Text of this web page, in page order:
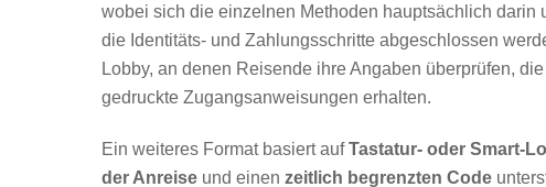
wobei sich die einzelnen Methoden hauptsächlich
die Identitäts- und Zahlungsschritte abgeschlossen
Lobby, an denen Reisende ihre Angaben überprüfen,
gedruckte Zugangsanweisungen erhalten.
Ein weiteres Format basiert aufTastatur- oder Smart-
der Anreise und einen zeitlich begrenzten Code